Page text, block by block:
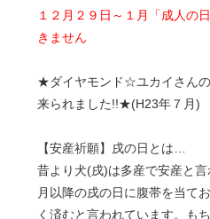
１２月２９日～１月「成人の
きません
★ダイヤモンド☆ユカイさん
来られました!!★(H23年７月)
【安産祈願】戌の日とは…
昔より犬(戌)は多産で安産と
月以降の戌の日に腹帯を当て
く済むと言われています。も